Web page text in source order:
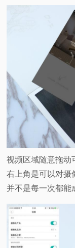
视频区域随意拖动
右上角是可以对摄
并不是每一次都能